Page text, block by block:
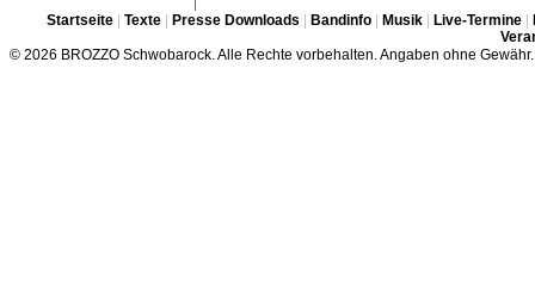
Startseite| Texte| Presse Downloads Bandinfo| Musik| Live-Termine|
© 2026 BROZZO Schwobarock. Alle Rechte vorbehalten. Angaben ohne Gewähr.